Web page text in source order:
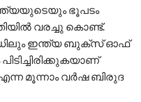
ഭൂപടം
വരച്ചു കൊണ്ട്.
ഇന്ത്യ ബുക്സ് ഓഫ്
മൂന്നാം വർഷ ബിരുദ